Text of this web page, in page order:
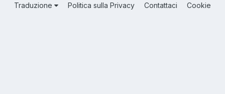
Traduzione Politica sulla Privacy Contattaci Cookie